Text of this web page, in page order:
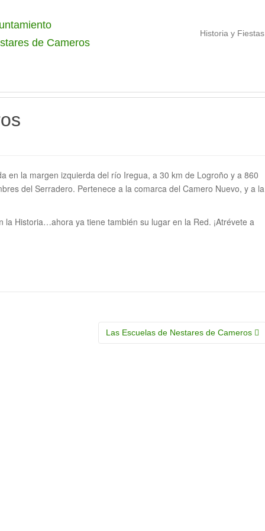
de Cameros
Historia y Fiestas
en la margen izquierda del rí­o Iregua, a 30 km de Logroño y a 860
del Serradero. Pertenece a la comarca del Camero Nuevo, y a la
la Historia…ahora ya tiene también su lugar en la Red. ¡Atrévete a
Las Escuelas de Nestares de Cameros